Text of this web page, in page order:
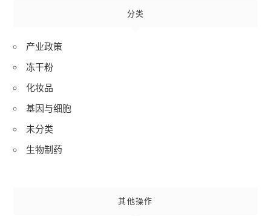
分类
产业政策
冻干粉
化妆品
基因与细胞
未分类
生物制药
其他操作